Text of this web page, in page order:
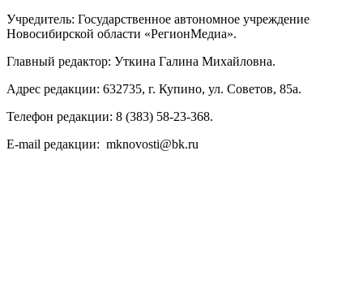
Учредитель: Государственное автономное учреждение
Новосибирской области «РегионМедиа».
Главный редактор: Уткина Галина Михайловна.
Адрес редакции: 632735, г. Купино, ул. Советов, 85а.
Телефон редакции: 8 (383) 58-23-368.
E-mail редакции: mknovosti@bk.ru